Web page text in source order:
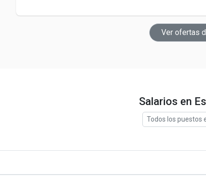
Ver ofertas
Salarios en
Todos los puestos